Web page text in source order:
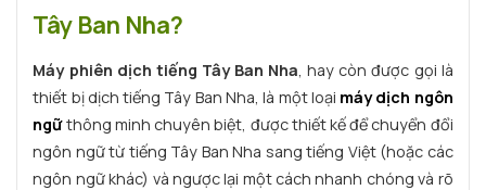
5. 5. Địa Chỉ Bán Máy Phiên Dịch Tiếng Tây Ban
Nha Uy Tín
Tây Ban Nha?
Máy phiên dịch tiếng Tây Ban Nha, hay còn được gọi là
thiết bị dịch tiếng Tây Ban Nha, là một loại máy dịch ngôn
ngữthông minh chuyên biệt, được thiết kế để chuyển đổi
ngôn ngữ từ tiếng Tây Ban Nha sang tiếng Việt (hoặc các
ngôn ngữ khác) và ngược lại một cách nhanh chóng và rõ